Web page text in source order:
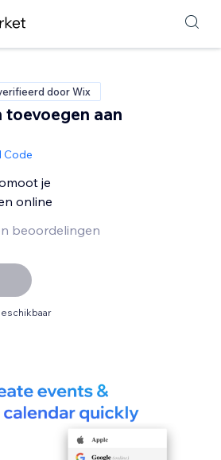
door Wix
toevoegen aan
Code
je
online
beoordelingen